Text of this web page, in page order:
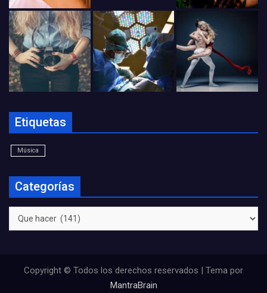
Etiquetas
Música
Categorías
Categorías
Copyright © Todos los derechos reservados | Tema por
MantraBrain